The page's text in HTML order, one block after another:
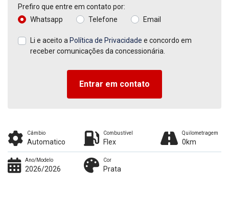
Prefiro que entre em contato por:
Whatsapp
Telefone Email
Li e aceito a Política de Privacidade e concordo em
receber comunicações da concessionária.
Entrar em contato
Câmbio
Automatico
Combustível
Flex
Quilometragem
0km
Ano/Modelo
2026/2026
Cor
Prata